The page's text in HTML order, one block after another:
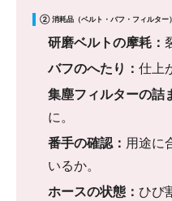
② 消耗品（ベルト・バフ・フィルター
研磨ベルトの摩耗：
バフのへたり： 仕上
集塵フィルターの詰
に。
番手の確認： 用途に
いるか。
ホースの状態： ひび